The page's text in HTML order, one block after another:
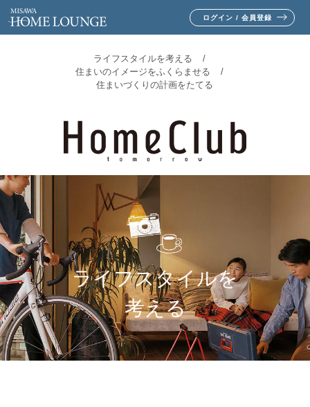
ログイン / 会員登録
ライフスタイルを考える
住まいのイメージをふくらませる
住まいづくりの計画をたてる
ライフスタイルを
考える